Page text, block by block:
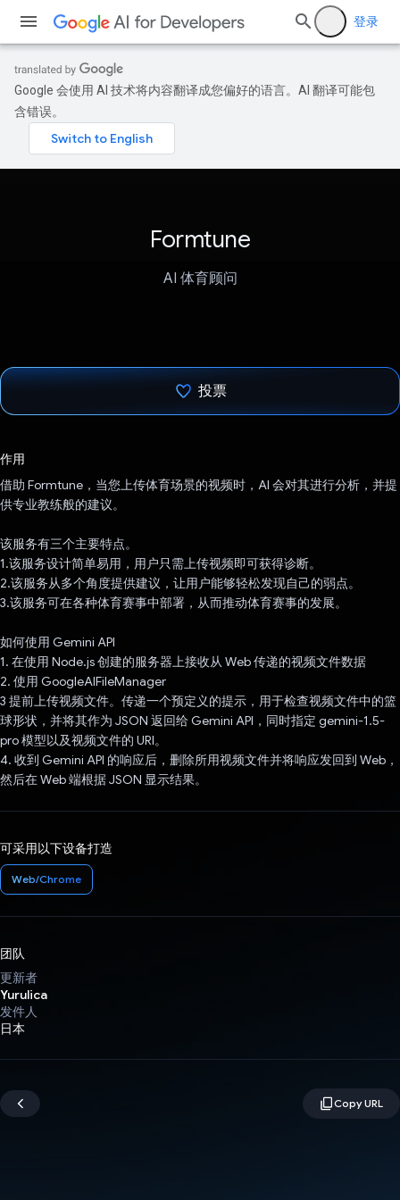
登录
Google 会使用 AI 技术将内容翻译成您偏好的语言。AI 翻译可能包
含错误。
Formtune
AI 体育顾问
投票
作用
借助 Formtune，当您上传体育场景的视频时，AI 会对其进行分析，并提
供专业教练般的建议。
该服务有三个主要特点。
1.该服务设计简单易用，用户只需上传视频即可获得诊断。
2.该服务从多个角度提供建议，让用户能够轻松发现自己的弱点。
3.该服务可在各种体育赛事中部署，从而推动体育赛事的发展。
如何使用 Gemini API
1. 在使用 Node.js 创建的服务器上接收从 Web 传递的视频文件数据
2. 使用 GoogleAIFileManager
3 提前上传视频文件。传递一个预定义的提示，用于检查视频文件中的篮
球形状，并将其作为 JSON 返回给 Gemini API，同时指定 gemini-1.5-
pro 模型以及视频文件的 URI。
4. 收到 Gemini API 的响应后，删除所用视频文件并将响应发回到 Web，
然后在 Web 端根据 JSON 显示结果。
可采用以下设备打造
Web/Chrome
团队
更新者
Yurulica
发件人
日本